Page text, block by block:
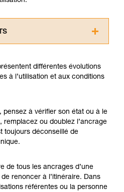
avoir compris les
notice technique pour
ce complément
nécessite une
spécifique. Validez
votre capacité à refaire
en toute sécurité, avant
Il peut en exister d’autres
pas ici.
différentes évolutions
à l’utilisation et aux conditions
pensez à vérifier son état ou à le
remplacez ou doublez l’ancrage
toujours déconseillé de
de tous les ancrages d’une
renoncer à l’itinéraire. Dans
référentes ou la personne